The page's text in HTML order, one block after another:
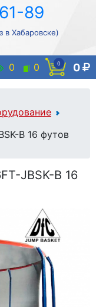
89
в Хабаровске)
0 0 0 0
B 16 футов
JBSK-B 16